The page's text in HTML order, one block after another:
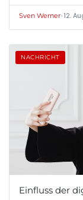
Sven Werner•12.
NACHRICHT
Einfluss der